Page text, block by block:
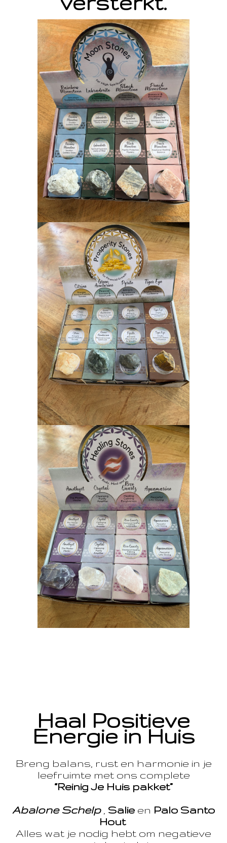
Haal Positieve
Energie in Huis
Breng balans, rust en harmonie in je
leefruimte met ons complete
“Reinig Je Huis pakket”
Abalone Schelp, Salie en Palo Santo
Hout
Alles wat je nodig hebt om negatieve